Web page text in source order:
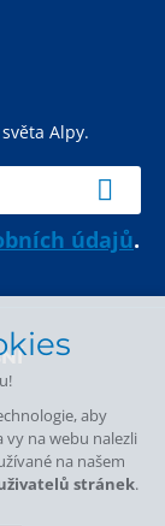
Alpy.
údajů.
aby
na webu nalezli
na našem
stránek.